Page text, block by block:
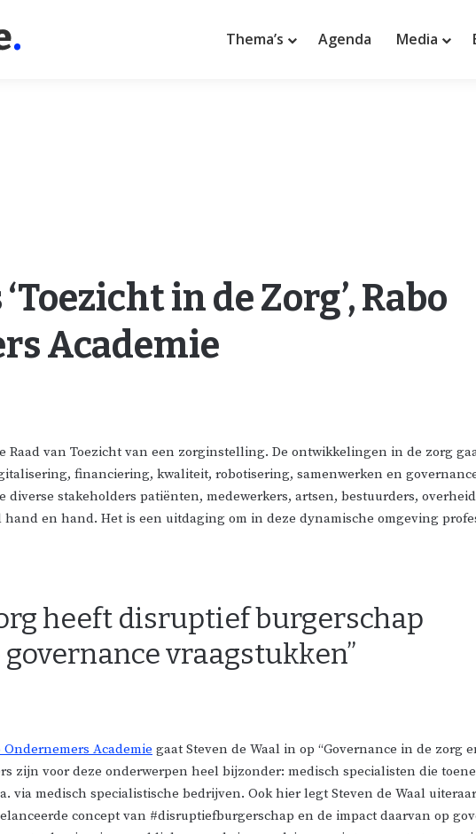
Thema’s Agenda Media
in de Zorg’, Rabo
Academie
Raad van Toezicht van een zorginstelling. De ontwikkelingen in de zorg
financiering, kwaliteit, robotisering, samenwerken en
diverse stakeholders patiënten, medewerkers, artsen, bestuurders,
en hand. Het is een uitdaging om in deze dynamische omgeving
heeft disruptief burgerschap
vraagstukken”
Ondernemers Academie gaat Steven de Waal in op “Governance in de zorg
zijn voor deze onderwerpen heel bijzonder: medisch specialisten die
via medisch specialistische bedrijven. Ook hier legt Steven de Waal
concept van #disruptiefburgerschap en de impact daarvan op